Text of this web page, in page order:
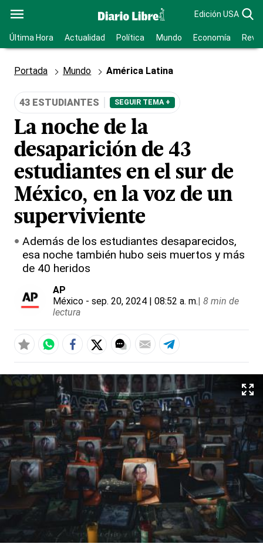
Edición USA
Última Hora Actualidad Política Mundo Economía
Portada Mundo América Latina
43 ESTUDIANTES SEGUIR TEMA +
La noche de la
desaparición de 43
estudiantes en el sur de
México, en la voz de un
superviviente
Además de los estudiantes desaparecidos,
esa noche también hubo seis muertos y más
de 40 heridos
AP
México - sep. 20, 2024 | 08:52 a. m.| 8 min de
lectura